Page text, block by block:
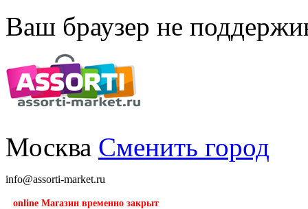
Ваш браузер не
Москва Сменить город
info@assorti-market.ru
online Магазин временно закрыт